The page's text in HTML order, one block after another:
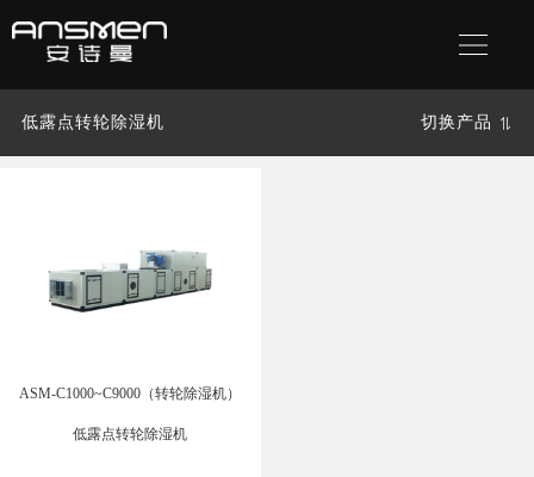
低露点转轮除湿机 切换产品
ASM-C1000~C9000（转轮除湿机）
低露点转轮除湿机